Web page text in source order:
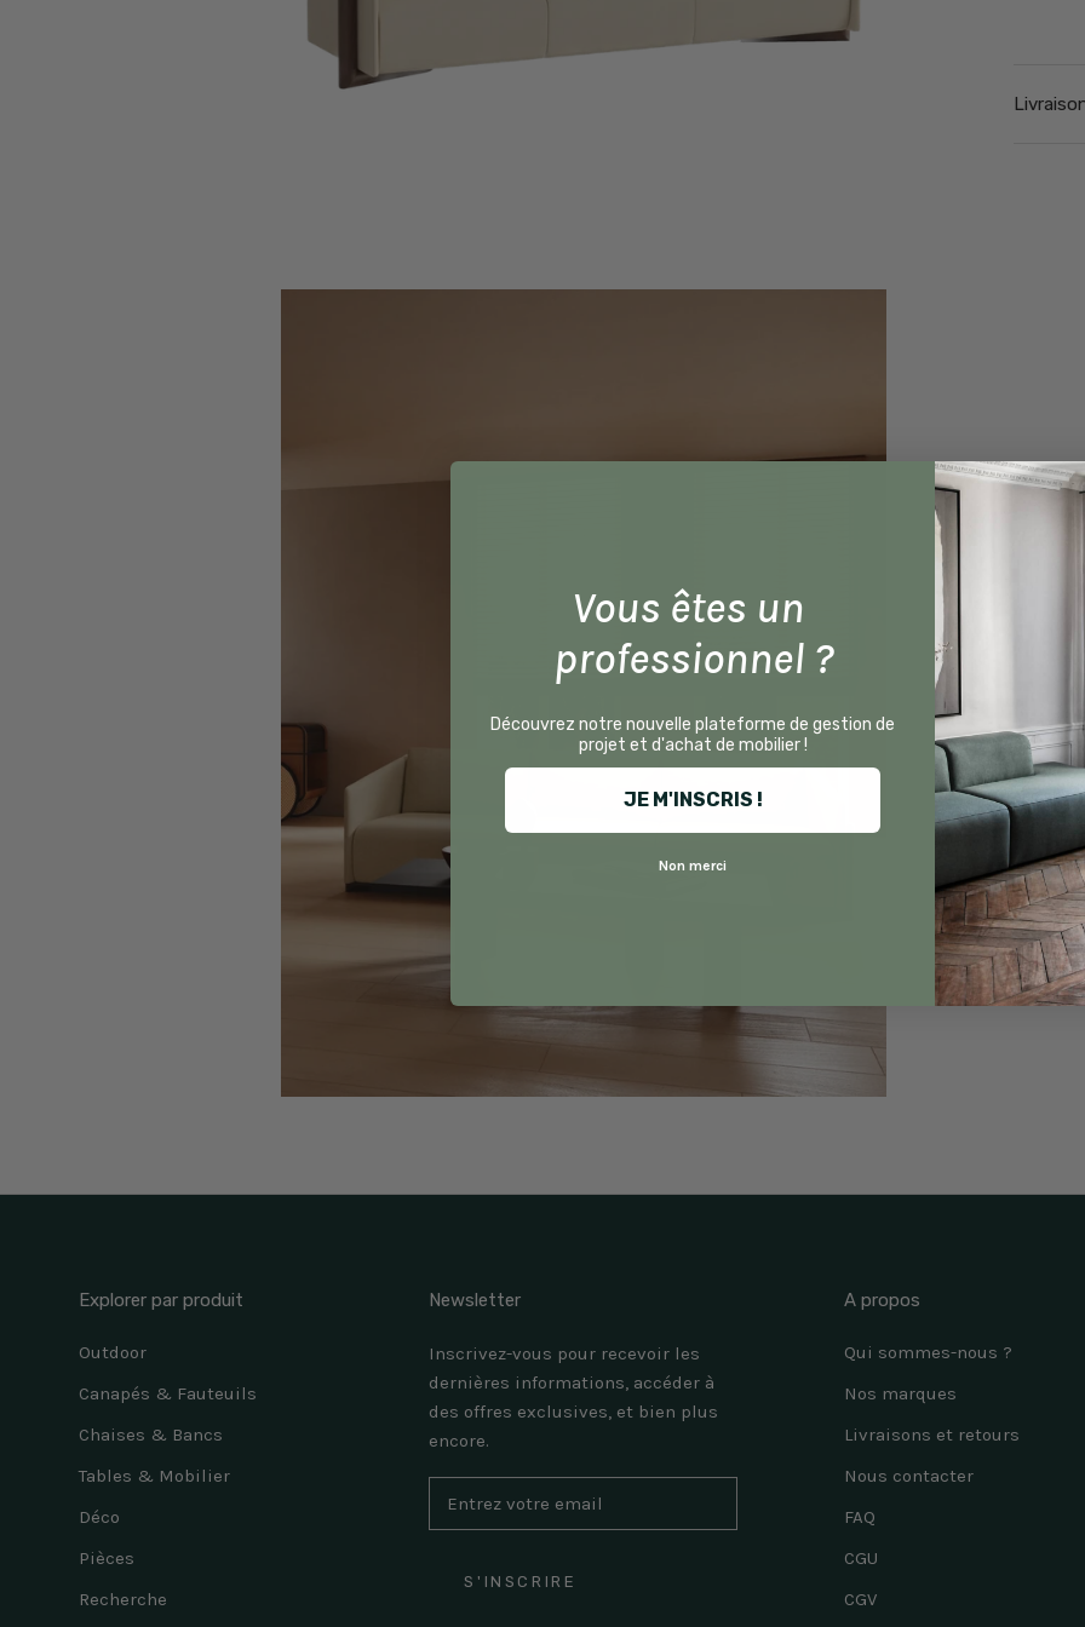
Explorer par produit
Outdoor
Canapés & Fauteuils
Chaises & Bancs
Tables & Mobilier
Déco
Pièces
Recherche
Newsletter
Inscrivez-vous pour recevoir les
dernières informations, accéder à
des offres exclusives, et bien plus
encore.
S'INSCRIRE
A propos
Qui sommes-nous ?
Nos marques
Livraisons et retours
Nous contacter
FAQ
CGU
CGV
Vous êtes un
professionnel ?
Découvrez notre nouvelle plateforme de gestion de
projet et d'achat de mobilier !
JE M'INSCRIS !
Non merci